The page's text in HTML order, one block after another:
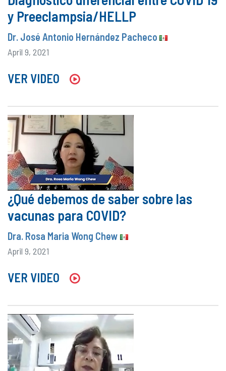
y Preeclampsia/HELLP
Dr. José Antonio Hernández Pacheco
April 9, 2021
VER VIDEO
¿Qué debemos de saber sobre las
vacunas para COVID?
Dra. Rosa Maria Wong Chew
April 9, 2021
VER VIDEO